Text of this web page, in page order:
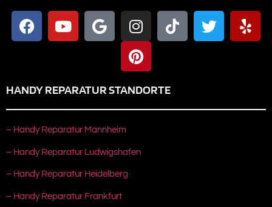
HANDY REPARATUR STANDORTE
– Handy Reparatur Mannheim
– Handy Reparatur Ludwigshafen
– Handy Reparatur Heidelberg
– Handy Reparatur Frankfurt